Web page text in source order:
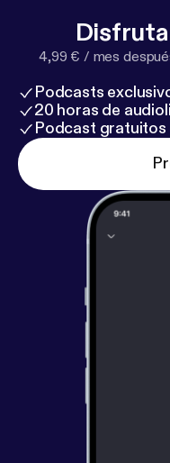
4,99 € / mes
Podcasts
20 horas de
Podcast gratuitos